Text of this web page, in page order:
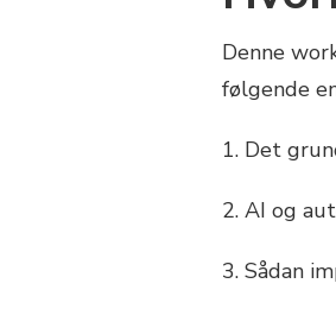
Denne
følgende
1. Det
2. AI og
3. Sådan